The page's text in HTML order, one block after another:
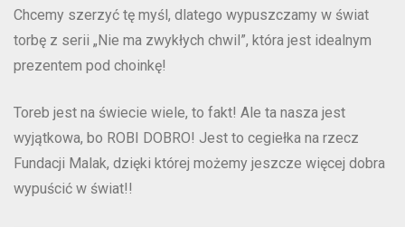
Chcemy szerzyć tę myśl, dlatego wypuszczamy w świat
torbę z serii „Nie ma zwykłych chwil”, która jest idealnym
prezentem pod choinkę!
Toreb jest na świecie wiele, to fakt! Ale ta nasza jest
wyjątkowa, bo ROBI DOBRO! Jest to cegiełka na rzecz
Fundacji Malak, dzięki której możemy jeszcze więcej dobra
wypuścić w świat!!